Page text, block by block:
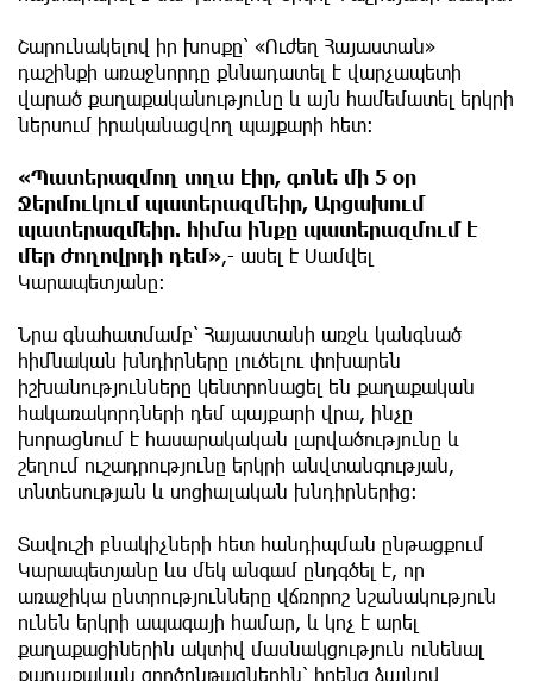
Շարունակելով իր խոսքը՝ «Ուժեղ Հայաստան»
դաշինքի առաջնորդը քննադատել է վարչապետի
վարած քաղաքականությունը և այն համեմատել երկրի
ներսում իրականացվող պայքարի հետ։
«Պատերազմող տղա էիր, գոնե մի 5 օր
Ջերմուկում պատերազմեիր, Արցախում
պատերազմեիր. հիմա ինքը պատերազմում է
մեր ժողովրդի դեմ»,- ասել է Սամվել
Կարապետյանը։
Նրա գնահատմամբ՝ Հայաստանի առջև կանգնած
հիմնական խնդիրները լուծելու փոխարեն
իշխանությունները կենտրոնացել են քաղաքական
հակառակորդների դեմ պայքարի վրա, ինչը
խորացնում է հասարակական լարվածությունը և
շեղում ուշադրությունը երկրի անվտանգության,
տնտեսության և սոցիալական խնդիրներից։
Տավուշի բնակիչների հետ հանդիպման ընթացքում
Կարապետյանը ևս մեկ անգամ ընդգծել է, որ
առաջիկա ընտրությունները վճռորոշ նշանակություն
ունեն երկրի ապագայի համար, և կոչ է արել
քաղաքացիներին ակտիվ մասնակցություն ունենալ
քաղաքական գործընթացներին՝ իրենց ձայնով